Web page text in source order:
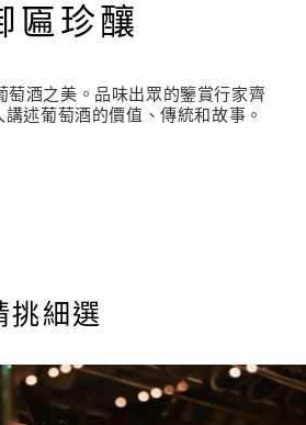
匾珍釀
萄酒之美。品味出眾的鑒賞行家齊
述葡萄酒的價值、傳統和故事。
挑細選